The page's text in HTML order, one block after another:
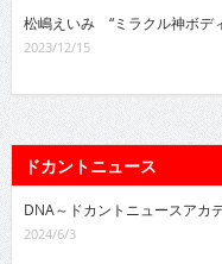
松嶋えいみ “ミラクル神ボデ
2023/12/15
ドカントニュース
DNA～ドカントニュースアカ
2024/6/3